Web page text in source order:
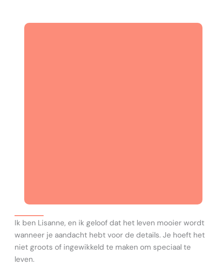
Ik ben Lisanne, en ik geloof dat het leven mooier wordt
wanneer je aandacht hebt voor de details. Je hoeft het
niet groots of ingewikkeld te maken om speciaal te
leven.